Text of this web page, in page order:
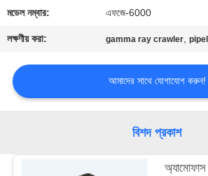
উদ্ধৃতির
আবেদন
ম্যাপ
মডেল নম্বার: এফজে-6000
লক্ষণীয় করা: gamma ray crawler,
আমাদের সাথে যোগাযোগ করুন!
বিশদ প্রকাশ
অ্যামোফাস